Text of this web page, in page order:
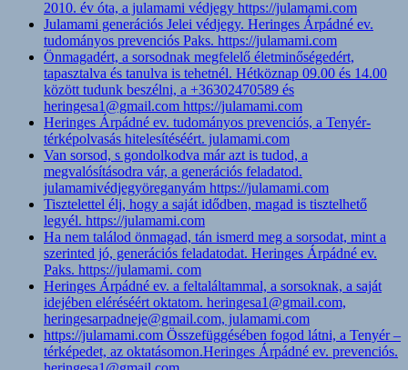
2010. év óta, a julamami védjegy https://julamami.com
Julamami generációs Jelei védjegy. Heringes Árpádné ev.
tudományos prevenciós Paks. https://julamami.com
Önmagadért, a sorsodnak megfelelő életminőségedért,
tapasztalva és tanulva is tehetnél. Hétköznap 09.00 és 14.00
között tudunk beszélni, a +36302470589 és
heringesa1@gmail.com https://julamami.com
Heringes Árpádné ev. tudományos prevenciós, a Tenyér-
térképolvasás hitelesítéséért. julamami.com
Van sorsod, s gondolkodva már azt is tudod, a
megvalósításodra vár, a generációs feladatod.
julamamivédjegyöreganyám https://julamami.com
Tisztelettel élj, hogy a saját idődben, magad is tisztelhető
legyél. https://julamami.com
Ha nem találod önmagad, tán ismerd meg a sorsodat, mint a
szerinted jó, generációs feladatodat. Heringes Árpádné ev.
Paks. https://julamami. com
Heringes Árpádné ev. a feltaláltammal, a sorsoknak, a saját
idejében eléréséért oktatom. heringesa1@gmail.com,
heringesarpadneje@gmail.com, julamami.com
https://julamami.com Összefüggésében fogod látni, a Tenyér –
térképedet, az oktatásomon.Heringes Árpádné ev. prevenciós.